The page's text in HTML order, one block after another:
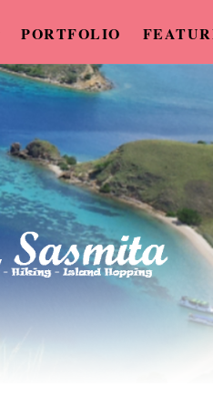
PORTFOLIO